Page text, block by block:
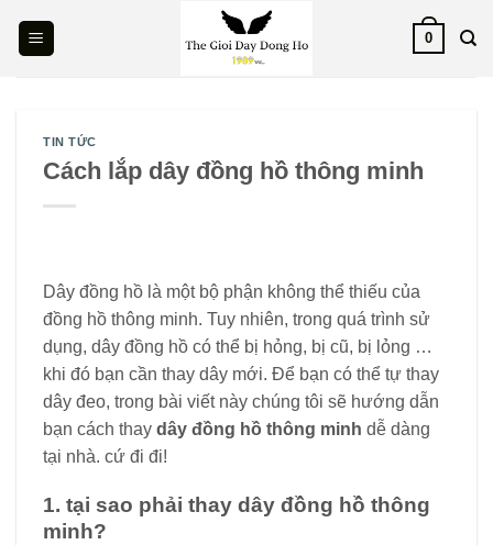
0
TIN TỨC
Cách lắp dây đồng hồ thông minh
Dây đồng hồ là một bộ phận không thể thiếu của
đồng hồ thông minh. Tuy nhiên, trong quá trình sử
dụng, dây đồng hồ có thể bị hỏng, bị cũ, bị lỏng …
khi đó bạn cần thay dây mới. Để bạn có thể tự thay
dây đeo, trong bài viết này chúng tôi sẽ hướng dẫn
bạn cách thay dây đồng hồ thông minh dễ dàng
tại nhà. cứ đi đi!
1. tại sao phải thay dây đồng hồ thông
minh?